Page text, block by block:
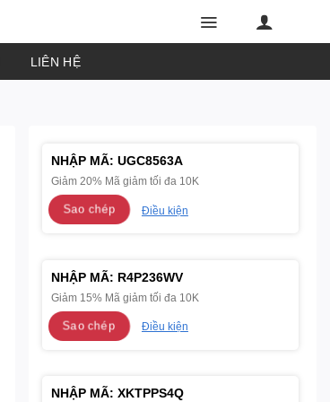
LIÊN HỆ
NHẬP MÃ: UGC8563A
Giảm 20% Mã giảm tối đa 10K
Sao chép Điều kiện
NHẬP MÃ: R4P236WV
Giảm 15% Mã giảm tối đa 10K
Sao chép Điều kiện
NHẬP MÃ: XKTPPS4Q